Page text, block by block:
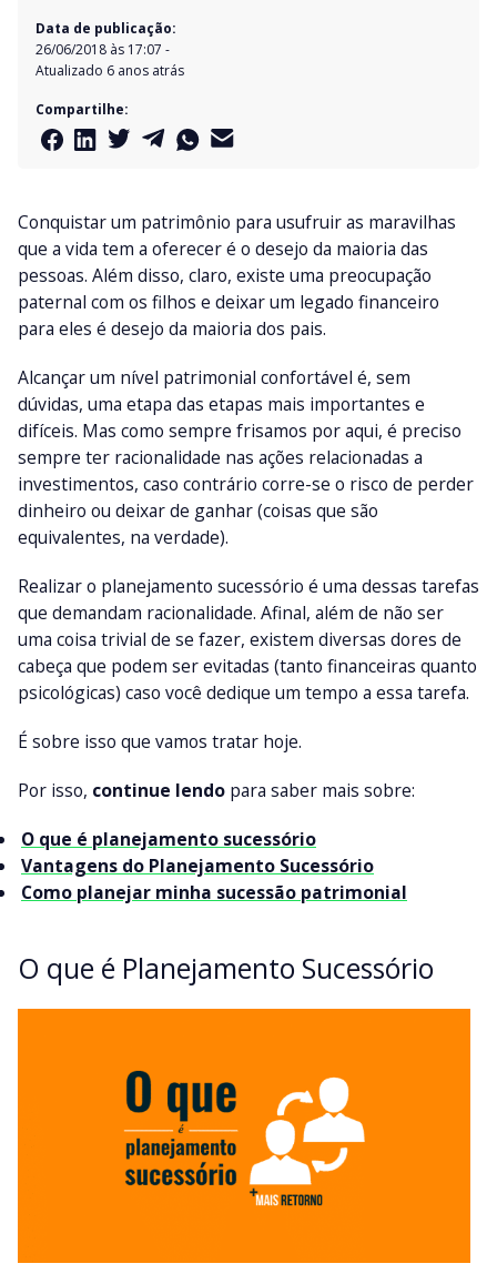
Data de publicação:
26/06/2018 às 17:07 -
Atualizado 6 anos atrás
Compartilhe:
Conquistar um patrimônio para usufruir as maravilhas
que a vida tem a oferecer é o desejo da maioria das
pessoas. Além disso, claro, existe uma preocupação
paternal com os filhos e deixar um legado financeiro
para eles é desejo da maioria dos pais.
Alcançar um nível patrimonial confortável é, sem
dúvidas, uma etapa das etapas mais importantes e
difíceis. Mas como sempre frisamos por aqui, é preciso
sempre ter racionalidade nas ações relacionadas a
investimentos, caso contrário corre-se o risco de perder
dinheiro ou deixar de ganhar (coisas que são
equivalentes, na verdade).
Realizar o planejamento sucessório é uma dessas tarefas
que demandam racionalidade. Afinal, além de não ser
uma coisa trivial de se fazer, existem diversas dores de
cabeça que podem ser evitadas (tanto financeiras quanto
psicológicas) caso você dedique um tempo a essa tarefa.
É sobre isso que vamos tratar hoje.
Por isso, continue lendo para saber mais sobre:
O que é planejamento sucessório
Vantagens do Planejamento Sucessório
Como planejar minha sucessão patrimonial
O que é Planejamento Sucessório